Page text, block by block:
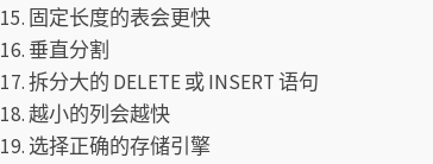
15. 固定长度的表会更快
16. 垂直分割
17. 拆分大的 DELETE 或 INSERT 语句
18. 越小的列会越快
19. 选择正确的存储引擎